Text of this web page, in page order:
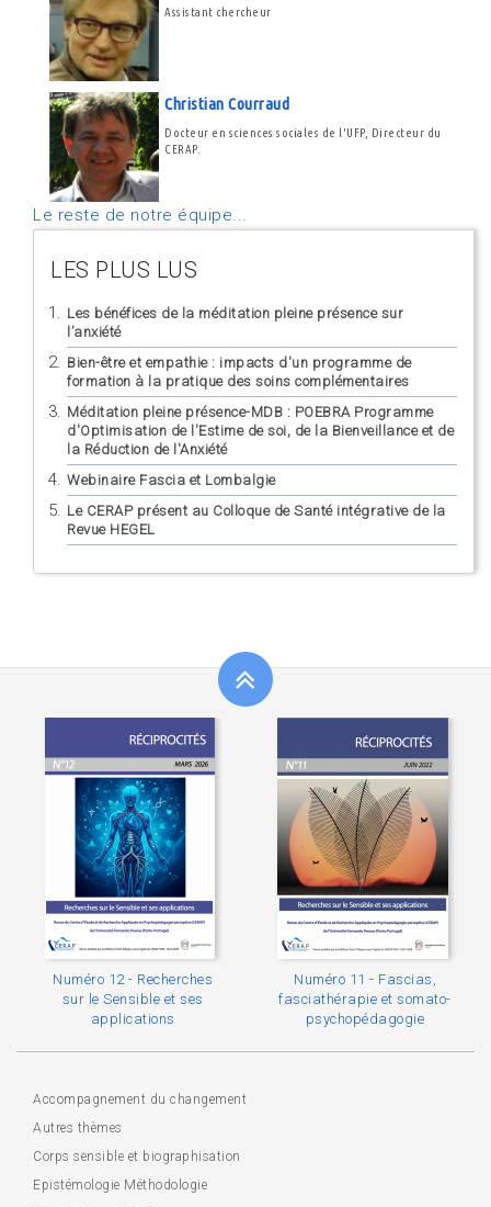
Assistant chercheur
Christian Courraud
Docteur en sciences sociales de l'UFP, Directeur du
CERAP.
Le reste de notre équipe...
LES PLUS LUS
Les bénéfices de la méditation pleine présence sur
l’anxiété
Bien-être et empathie : impacts d'un programme de
formation à la pratique des soins complémentaires
Méditation pleine présence-MDB : POEBRA Programme
d'Optimisation de l'Estime de soi, de la Bienveillance et de
la Réduction de l'Anxiété
Webinaire Fascia et Lombalgie
Le CERAP présent au Colloque de Santé intégrative de la
Revue HEGEL
Numéro 12 - Recherches
sur le Sensible et ses
applications
Numéro 11 - Fascias,
fasciathérapie et somato-
psychopédagogie
Accompagnement du changement
Autres thèmes
Corps sensible et biographisation
Epistémologie Méthodologie